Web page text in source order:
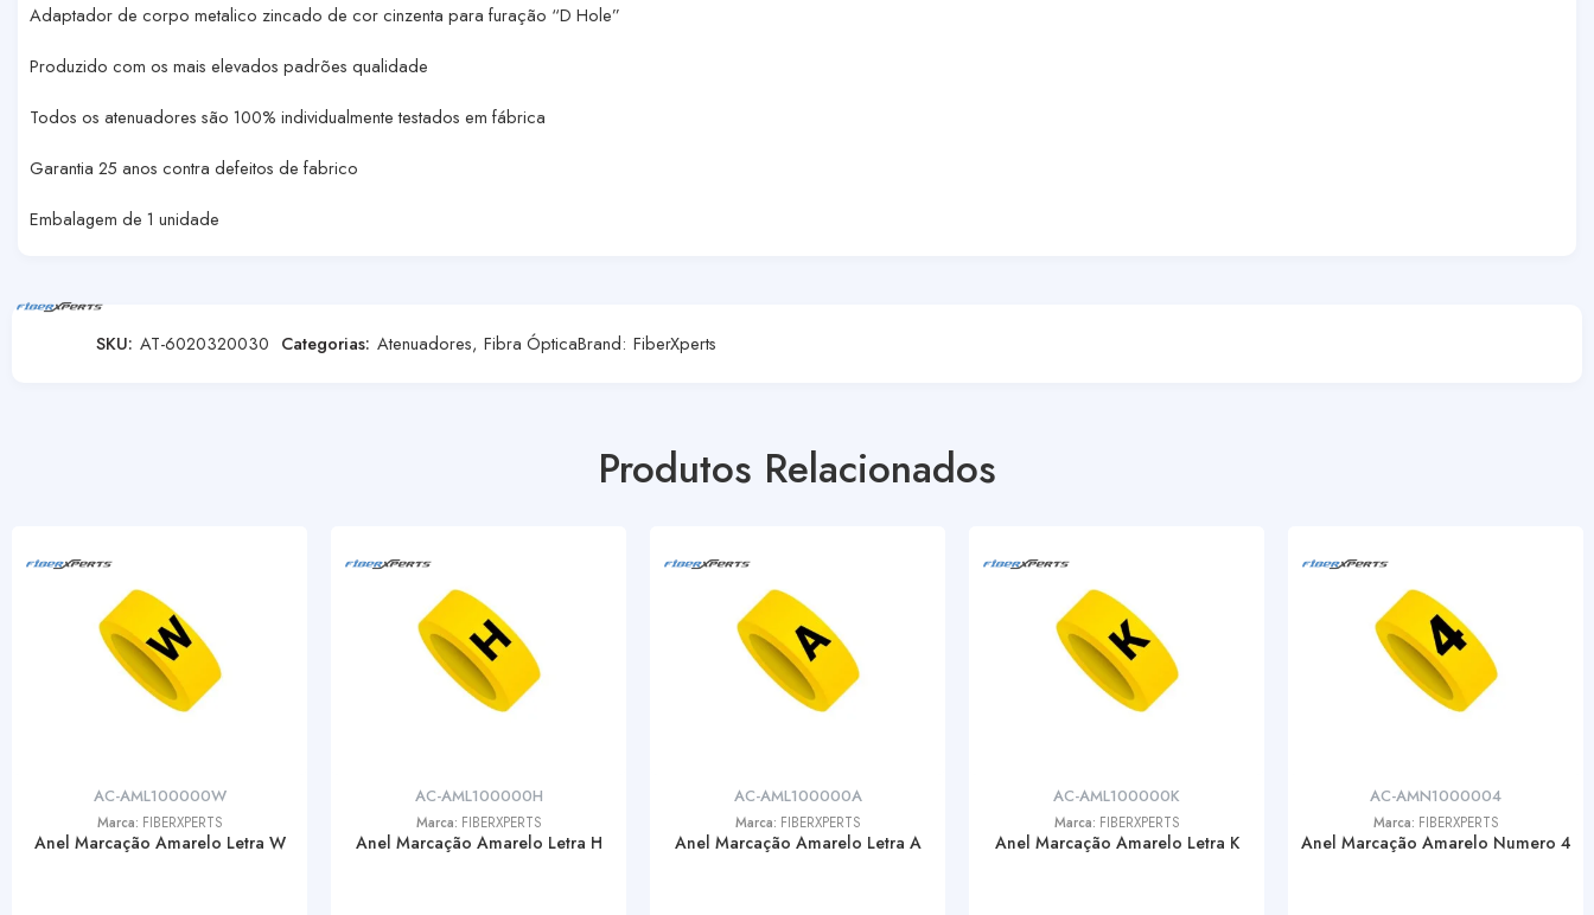
Adaptador de corpo metalico zincado de cor cinzenta para furação “D Hole”
Produzido com os mais elevados padrões qualidade
Todos os atenuadores são 100% individualmente testados em fábrica
Garantia 25 anos contra defeitos de fabrico
Embalagem de 1 unidade
SKU: AT-6020320030 Categorias: Atenuadores, Fibra ÓpticaBrand: FiberXperts
Produtos Relacionados
AC-AML100000W
Marca: FIBERXPERTS
Anel Marcação Amarelo Letra W
AC-AML100000H
Marca: FIBERXPERTS
Anel Marcação Amarelo Letra H
AC-AML100000A
Marca: FIBERXPERTS
Anel Marcação Amarelo Letra A
AC-AML100000K
Marca: FIBERXPERTS
Anel Marcação Amarelo Letra K
AC-AMN1000004
Marca: FIBERXPERTS
Anel Marcação Amarelo Numero 4